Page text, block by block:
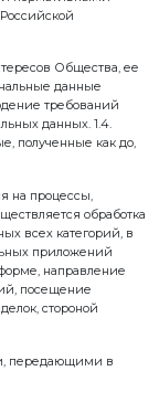
«Завод
ООО «Завод
данных,
обработке
с
Российской
информации,
Федеральным
а также
территории
защита